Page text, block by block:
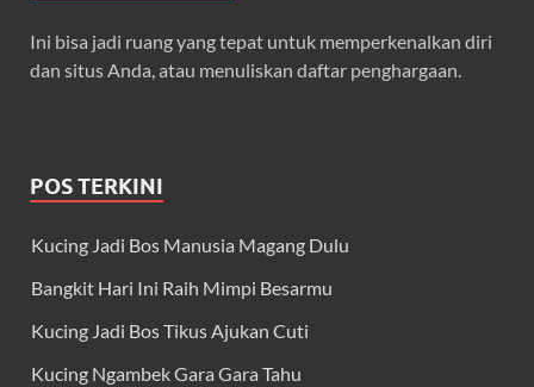
Ini bisa jadi ruang yang tepat untuk memperkenalkan diri
dan situs Anda, atau menuliskan daftar penghargaan.
POS TERKINI
Kucing Jadi Bos Manusia Magang Dulu
Bangkit Hari Ini Raih Mimpi Besarmu
Kucing Jadi Bos Tikus Ajukan Cuti
Kucing Ngambek Gara Gara Tahu